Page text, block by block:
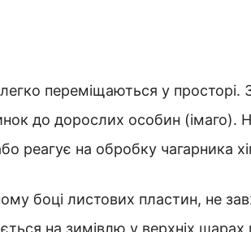
переміщаються у просторі.
до дорослих особин (імаго).
реагує на обробку чагарника
боці листових пластин, не
на зимівлю у верхніх